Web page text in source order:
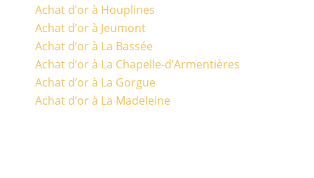
Achat d’or à Houplines
Achat d’or à Jeumont
Achat d’or à La Bassée
Achat d’or à La Chapelle-d’Armentières
Achat d’or à La Gorgue
Achat d’or à La Madeleine